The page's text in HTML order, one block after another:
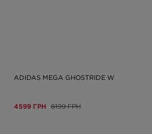
ADIDAS MEGA GHOSTRIDE W
4599 ГРН 8199 ГРН